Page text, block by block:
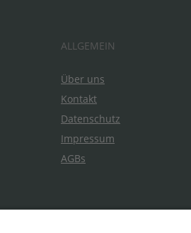
ALLGEMEIN
Über uns
Kontakt
Datenschutz
Impressum
AGBs